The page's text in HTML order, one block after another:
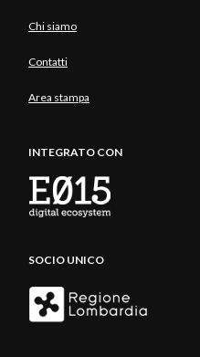
Chi siamo
Contatti
Area stampa
INTEGRATO CON
SOCIO UNICO